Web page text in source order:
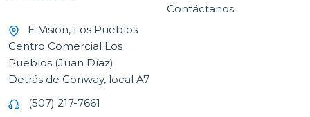
E-Vision, Los Pueblos
Centro Comercial Los
Pueblos (Juan Díaz)
Detrás de Conway, local A7
(507) 217-7661
Contáctanos